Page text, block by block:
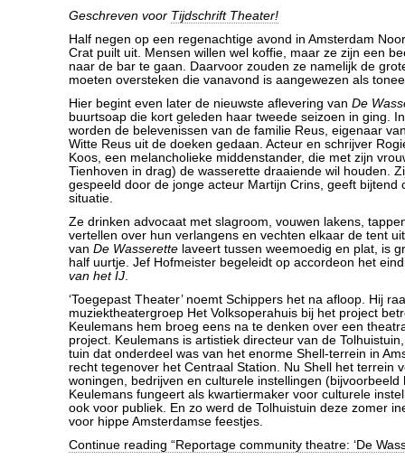
Geschreven voor Tijdschrift Theater!
Half negen op een regenachtige avond in Amsterdam
Crat puilt uit. Mensen willen wel koffie, maar ze zijn een
naar de bar te gaan. Daarvoor zouden ze namelijk de
moeten oversteken die vanavond is aangewezen als
Hier begint even later de nieuwste aflevering van De
buurtsoap die kort geleden haar tweede seizoen in ging.
worden de belevenissen van de familie Reus, eigenaar
Witte Reus uit de doeken gedaan. Acteur en schrijver
Koos, een melancholieke middenstander, die met zijn
Tienhoven in drag) de wasserette draaiende wil houden.
gespeeld door de jonge acteur Martijn Crins, geeft bijtend
situatie.
Ze drinken advocaat met slagroom, vouwen lakens,
vertellen over hun verlangens en vechten elkaar de tent
van De Wasserette laveert tussen weemoedig en plat, is
half uurtje. Jef Hofmeister begeleidt op accordeon het
van het IJ.
‘Toegepast Theater’ noemt Schippers het na afloop. Hij
muziektheatergroep Het Volksoperahuis bij het project
Keulemans hem broeg eens na te denken over een
project. Keulemans is artistiek directeur van de
tuin dat onderdeel was van het enorme Shell-terrein in
recht tegenover het Centraal Station. Nu Shell het terrein
woningen, bedrijven en culturele instellingen (bijvoorbeeld
Keulemans fungeert als kwartiermaker voor culturele
ook voor publiek. En zo werd de Tolhuistuin deze zomer
voor hippe Amsterdamse feestjes.
Continue reading “Reportage community theatre: ‘De